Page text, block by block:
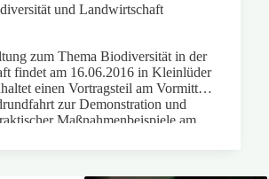
und Landwirtschaft
zum Thema Biodiversität in der
findet am 16.06.2016 in Kleinlüder
einen Vortragsteil am Vormittag
zur Demonstration und
Maßnahmenbeispiele am